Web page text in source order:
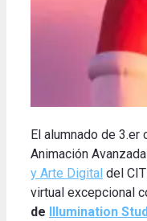
El alumnado de
Animación Avanzada
y Arte Digital del
virtual excepcional
de
Illumination